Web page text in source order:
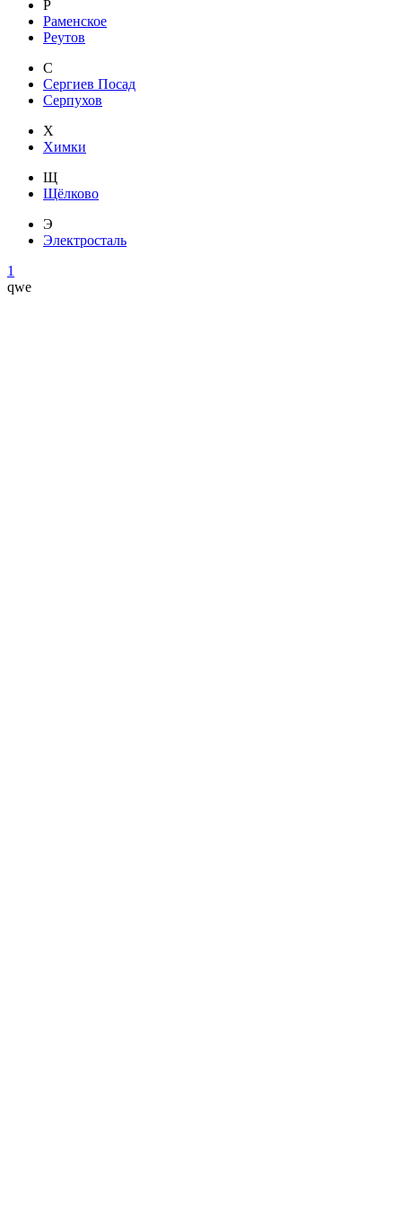
Р
Раменское
Реутов
С
Сергиев Посад
Серпухов
Х
Химки
Щ
Щёлково
Э
Электросталь
1
qwe